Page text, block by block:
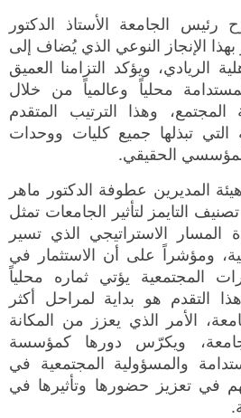
الجامعة الأستاذ الدكتور
الإنجاز النوعي الذي يُضاف إلى
الريادي، ويؤكد التزامنا العميق
محلياً وعالمياً من خلال
وهذا الترتيب المتقدم
التي تبذلها جميع كليات ووحدات
الحقيقي.
المديرين عطوفة الدكتور ماهر
التايمز لتأثير الجامعات تمثل
الاستراتيجي الذي تسير
ومؤشراً على أن الاستثمار في
المجتمعية يؤتي ثماره محلياً
التقدم هو بداية لمراحل أكثر
الأمر الذي يعزز من المكانة
للجامعة، ويكرّس دورها كمؤسسة
والمسؤولية المجتمعية في
في تعزيز حضورها وتأثيرها في